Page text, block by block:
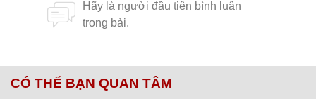
CÓ THỂ BẠN QUAN TÂM